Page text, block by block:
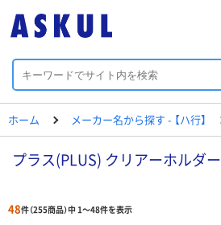
ホーム メーカー名から探す - 【ハ行】
プラス(PLUS) クリアーホルダー
48件（255商品）中 1～48件を表示